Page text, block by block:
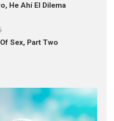
He Ahí El Dilema
Sex, Part Two